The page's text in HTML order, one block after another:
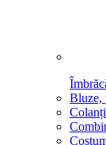
Bluze,